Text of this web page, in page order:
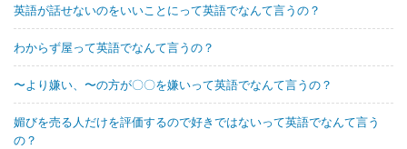
英語が話せないのをいいことにって英語でなんて言うの？
わからず屋って英語でなんて言うの？
〜より嫌い、〜の方が〇〇を嫌いって英語でなんて言うの？
媚びを売る人だけを評価するので好きではないって英語でなんて言う
の？